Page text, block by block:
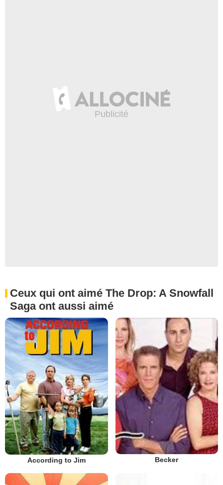
Ceux qui ont aimé The Drop: A Snowfall
Saga ont aussi aimé
According to Jim Becker